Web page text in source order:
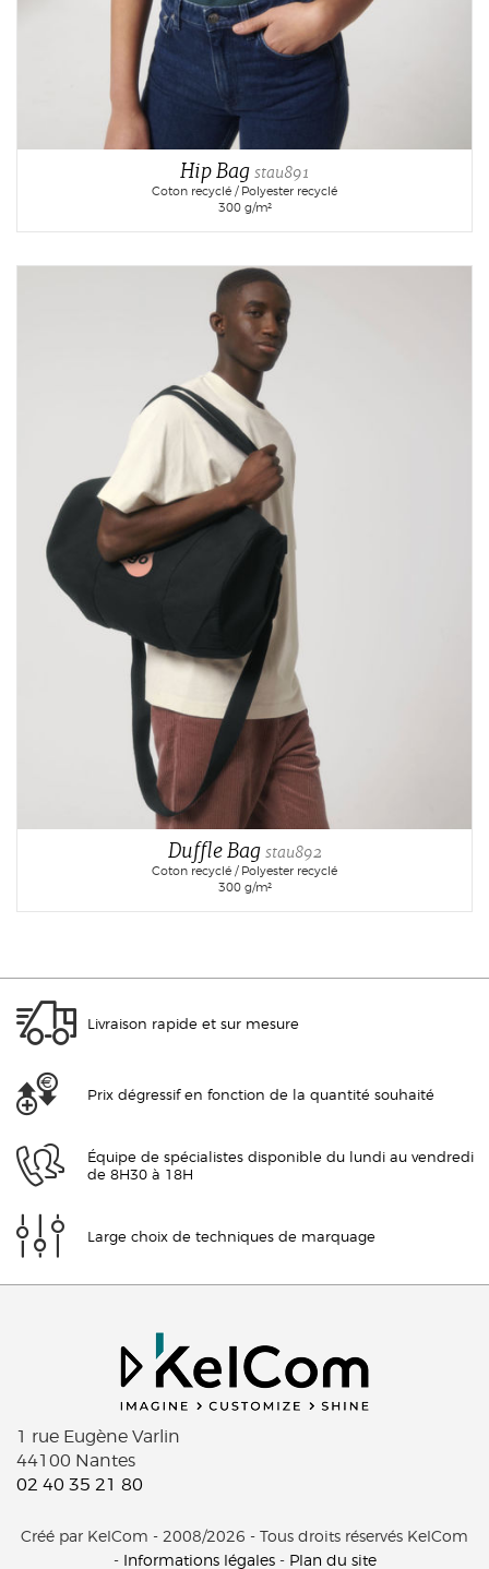
Hip Bag stau891
Coton recyclé / Polyester recyclé
300 g/m²
Duffle Bag stau892
Coton recyclé / Polyester recyclé
300 g/m²
Livraison rapide et sur mesure
Prix dégressif en fonction de la quantité souhaité
Équipe de spécialistes disponible du lundi au vendredi
de 8H30 à 18H
Large choix de techniques de marquage
1 rue Eugène Varlin
44100 Nantes
02 40 35 21 80
Créé par KelCom - 2008/2026 - Tous droits réservés KelCom
- Informations légales- Plan du site